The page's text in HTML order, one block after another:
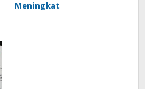
Meningkat